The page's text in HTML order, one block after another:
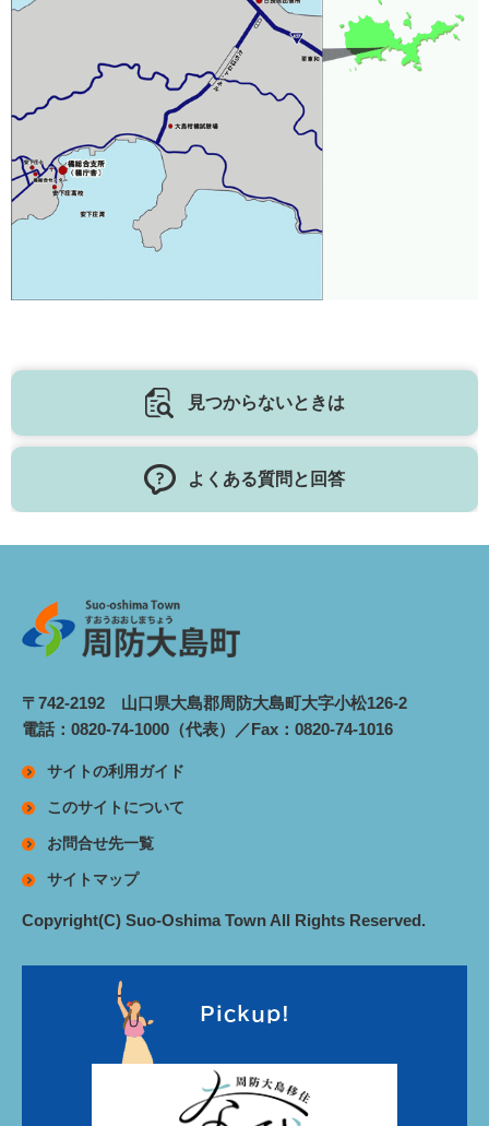
見つからないときは
よくある質問と回答
〒742-2192 山口県大島郡周防大島町大字小松126-2
電話：0820-74-1000（代表）／Fax：0820-74-1016
サイトの利用ガイド
このサイトについて
お問合せ先一覧
サイトマップ
Copyright(C) Suo-Oshima Town All Rights Reserved.